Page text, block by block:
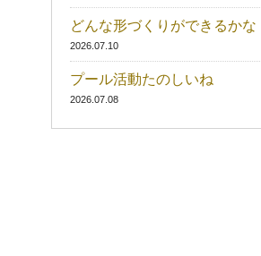
どんな形づくりができるかな
2026.07.10
プール活動たのしいね
2026.07.08